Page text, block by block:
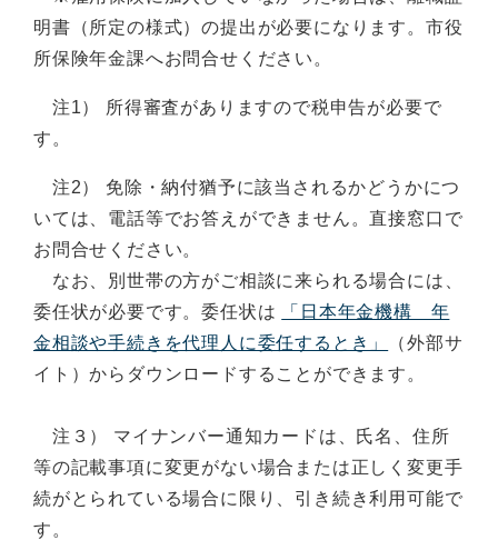
明書（所定の様式）の提出が必要になります。市役
所保険年金課へお問合せください。
注1） 所得審査がありますので税申告が必要で
す。
注2） 免除・納付猶予に該当されるかどうかにつ
いては、電話等でお答えができません。直接窓口で
お問合せください。
なお、別世帯の方がご相談に来られる場合には、
委任状が必要です。委任状は
「日本年金機構 年
金相談や手続きを代理人に委任するとき」
（外部サ
イト）からダウンロードすることができます。
注３） マイナンバー通知カードは、氏名、住所
等の記載事項に変更がない場合または正しく変更手
続がとられている場合に限り、引き続き利用可能で
す。